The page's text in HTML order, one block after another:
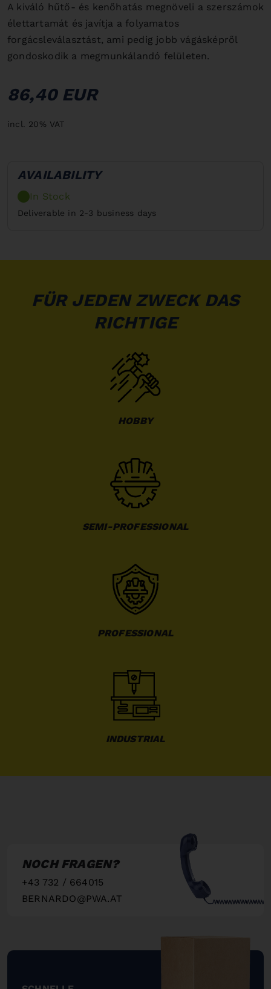
A kiváló hűtő- és kenőhatás megnöveli a szerszámok
élettartamát és javítja a folyamatos
forgácsleválasztást, ami pedig jobb vágásképről
gondoskodik a megmunkálandó felületen.
86,40 EUR
incl. 20% VAT
AVAILABILITY
In Stock
Deliverable in 2-3 business days
FÜR JEDEN ZWECK DAS
RICHTIGE
HOBBY
SEMI-PROFESSIONAL
PROFESSIONAL
INDUSTRIAL
NOCH FRAGEN?
+43 732 / 664015
BERNARDO@PWA.AT